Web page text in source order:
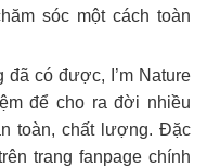
sóc một cách toàn
đã có được, I’m Nature
để cho ra đời nhiều
toàn, chất lượng. Đặc
trang fanpage chính